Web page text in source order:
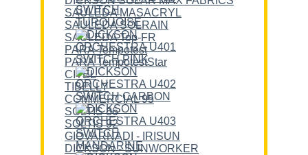
SAULEDA MASACRYL
SAULEDA SOLRAIN
SAULEDA Top-FR
PARA Tempotest
PARA TempotestStar
CITEL
TIBELLY
COMMERCIAL 95
SOLTIS 86
SOLTIS 92
GIOVARNADI - IRISUN
DICKSON - SUNWORKER